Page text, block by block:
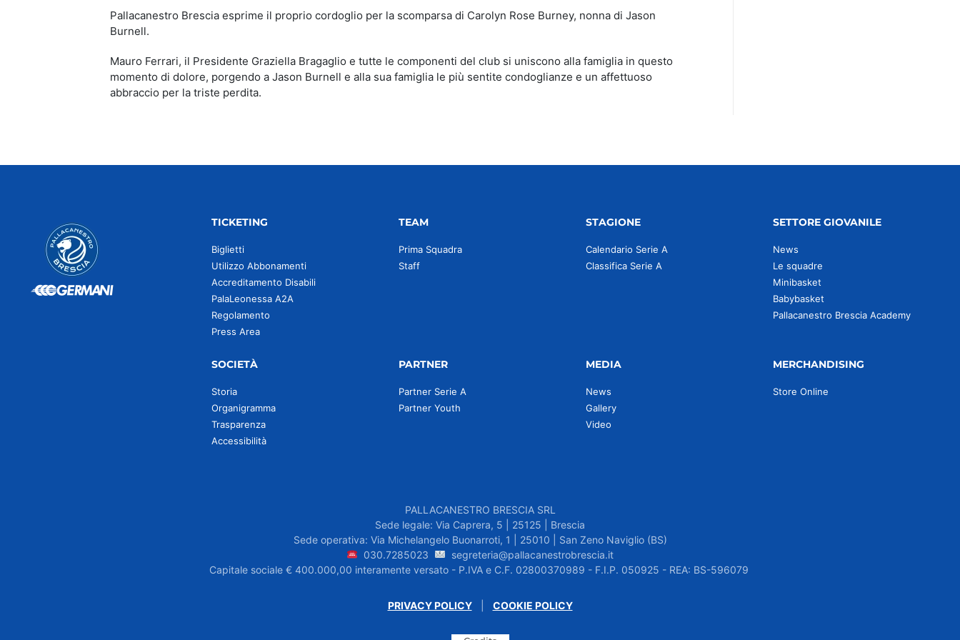
Pallacanestro Brescia esprime il proprio cordoglio per la scomparsa di Carolyn Rose Burney, nonna di Jason
Burnell.
Mauro Ferrari, il Presidente Graziella Bragaglio e tutte le componenti del club si uniscono alla famiglia in questo
momento di dolore, porgendo a Jason Burnell e alla sua famiglia le più sentite condoglianze e un affettuoso
abbraccio per la triste perdita.
TICKETING
Biglietti
Utilizzo Abbonamenti
Accreditamento Disabili
PalaLeonessa A2A
Regolamento
Press Area
TEAM
Prima Squadra
Staff
STAGIONE
Calendario Serie A
Classifica Serie A
SETTORE GIOVANILE
News
Le squadre
Minibasket
Babybasket
Pallacanestro Brescia Academy
SOCIETÀ
Storia
Organigramma
Trasparenza
Accessibilità
PARTNER
Partner Serie A
Partner Youth
MEDIA
News
Gallery
Video
MERCHANDISING
Store Online
PALLACANESTRO BRESCIA SRL
Sede legale: Via Caprera, 5 | 25125 | Brescia
Sede operativa: Via Michelangelo Buonarroti, 1 | 25010 | San Zeno Naviglio (BS)
030.7285023
segreteria@pallacanestrobrescia.it
Capitale sociale € 400.000,00 interamente versato - P.IVA e C.F. 02800370989 - F.I.P. 050925 - REA: BS-596079
PRIVACY POLICY| COOKIE POLICY